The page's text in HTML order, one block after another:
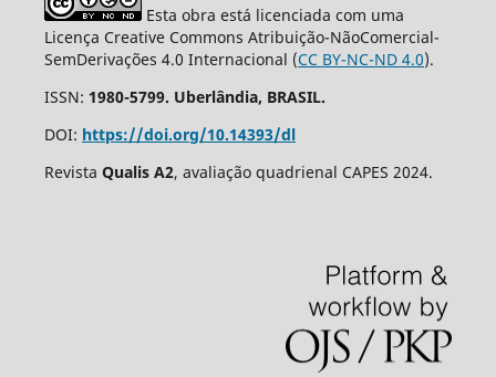
Esta obra está licenciada com uma
Licença Creative Commons Atribuição-NãoComercial-
SemDerivações 4.0 Internacional (CC BY-NC-ND 4.0).
ISSN: 1980-5799. Uberlândia, BRASIL.
DOI: https://doi.org/10.14393/dl
Revista Qualis A2, avaliação quadrienal CAPES 2024.